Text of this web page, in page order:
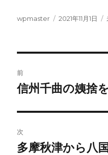
投
wpmaster
投
2021年11月1日
稿
ビ
ゲ
前
前
投
稿:
信州千曲の姨捨
次
次
多摩秋津から八